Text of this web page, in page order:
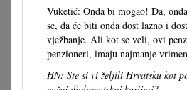
Vuketić: Onda bi mogao! Da,
se, da će biti onda dost lazno i
vježbanje. Ali kot se veli, ovi
penzioneri, imaju najmanje
HN: Ste si vi željili Hrvatsku kot